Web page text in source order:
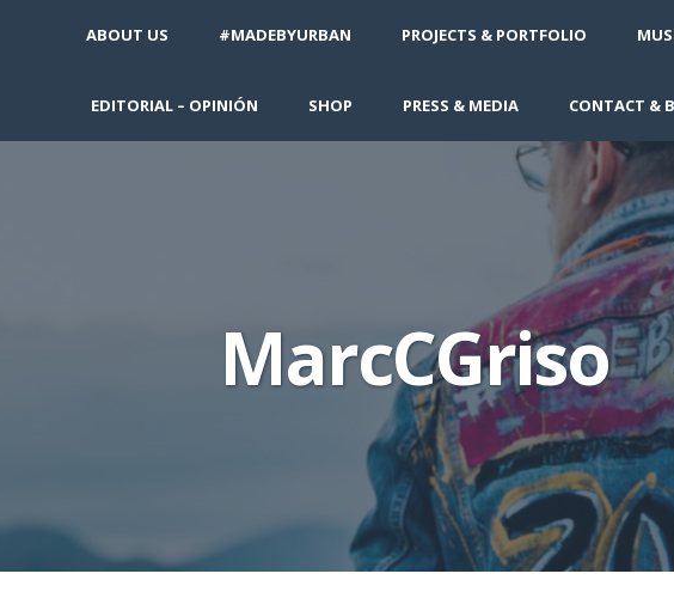
ABOUT US #MADEBYURBAN PROJECTS & PORTFOLIO
EDITORIAL – OPINIÓN SHOP PRESS & MEDIA CONTACT &
MarcCGriso